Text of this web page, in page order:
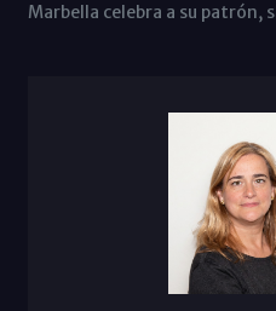
Marbella celebra a su patrón,